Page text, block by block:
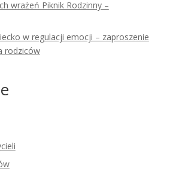
wrażeń Piknik Rodzinny –
w regulacji emocji – zaproszenie
rodziców